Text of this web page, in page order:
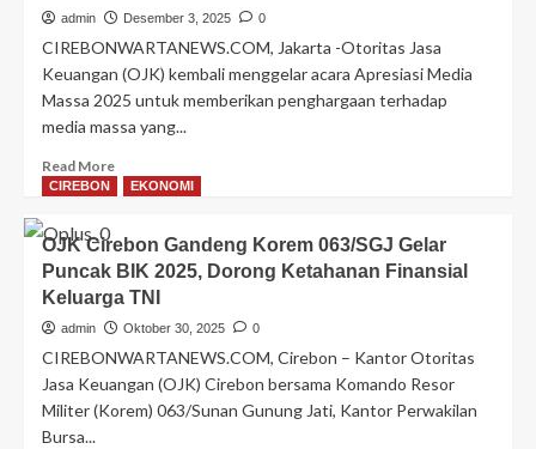
Integritas,
Tiga
Utama
OJK
Perkuat
Anti-
Korupsi
Jasa
Keuangan
admin Desember 3, 2025 0
CIREBONWARTANEWS.COM, Jakarta -Otoritas Jasa
Keuangan (OJK) kembali menggelar acara Apresiasi Media
Massa 2025 untuk memberikan penghargaan terhadap
media massa yang...
Read MoreRead
more
Kembali
Gelar
Acara
Apresiasi
Massa
2025
CIREBON EKONOMI
OJK Cirebon Gandeng Korem 063/SGJ Gelar
Puncak BIK 2025, Dorong Ketahanan Finansial
Keluarga TNI
admin Oktober 30, 2025 0
CIREBONWARTANEWS.COM, Cirebon – Kantor Otoritas
Jasa Keuangan (OJK) Cirebon bersama Komando Resor
Militer (Korem) 063/Sunan Gunung Jati, Kantor Perwakilan
Bursa...